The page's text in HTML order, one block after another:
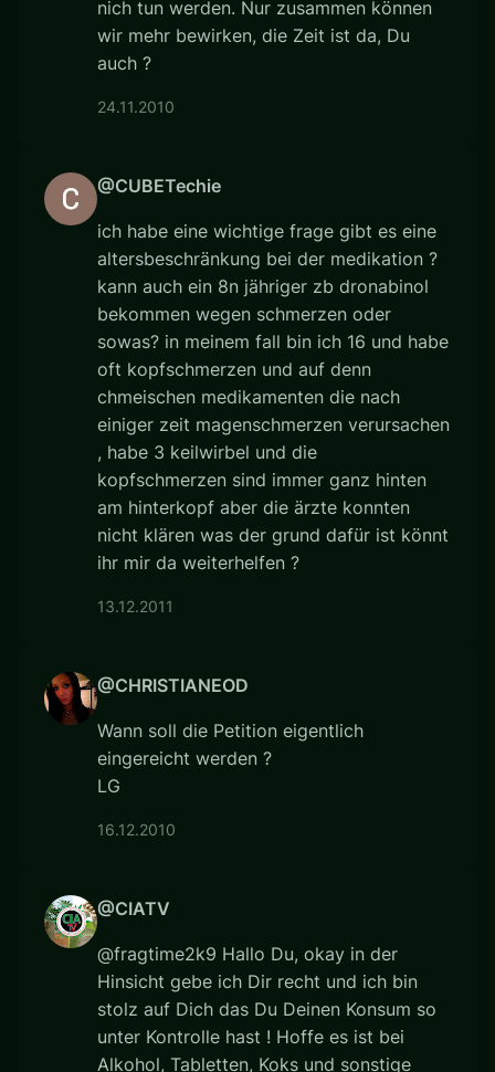
nich tun werden. Nur zusammen können
wir mehr bewirken, die Zeit ist da, Du
auch ?
24.11.2010
@CUBETechie
ich habe eine wichtige frage gibt es eine
altersbeschränkung bei der medikation ?
kann auch ein 8n jähriger zb dronabinol
bekommen wegen schmerzen oder
sowas? in meinem fall bin ich 16 und habe
oft kopfschmerzen und auf denn
chmeischen medikamenten die nach
einiger zeit magenschmerzen verursachen
, habe 3 keilwirbel und die
kopfschmerzen sind immer ganz hinten
am hinterkopf aber die ärzte konnten
nicht klären was der grund dafür ist könnt
ihr mir da weiterhelfen ?
13.12.2011
@CHRISTIANEOD
Wann soll die Petition eigentlich
eingereicht werden ?
LG
16.12.2010
@CIATV
@fragtime2k9 Hallo Du, okay in der
Hinsicht gebe ich Dir recht und ich bin
stolz auf Dich das Du Deinen Konsum so
unter Kontrolle hast ! Hoffe es ist bei
Alkohol, Tabletten, Koks und sonstige